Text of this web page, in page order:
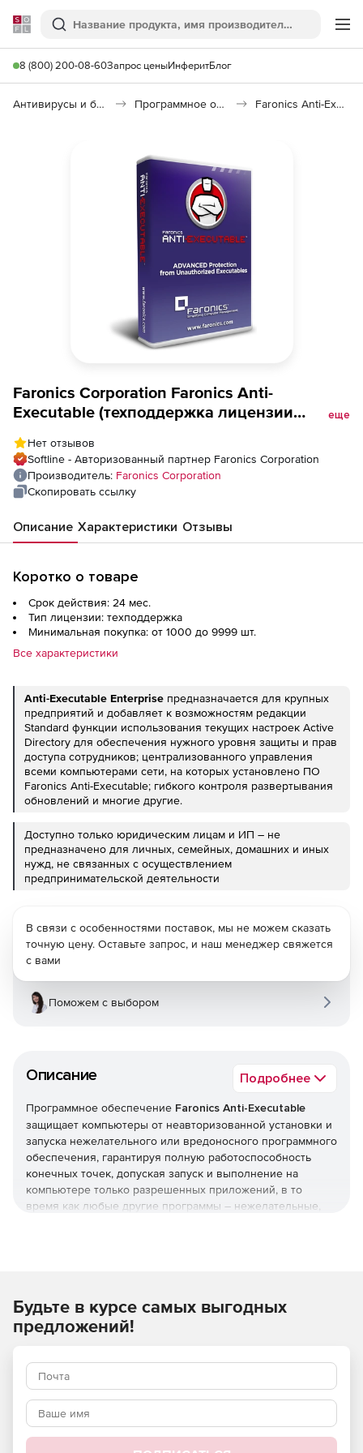
Softline
Поиск
8 (800) 200-08-60Запрос ценыИнферитБлог
Антивирусы и безопасность Программное обеспечение для контроля доступа Faronics Anti-Executable
Faronics Corporation Faronics Anti-
Executable (техподдержка лицензии
учреждений), на 2 года
еще
Нет отзывов
Softline - Авторизованный партнер Faronics Corporation
Производитель: Faronics Corporation
Скопировать ссылку
Описание Характеристики Отзывы
Коротко о товаре
Срок действия: 24 мес.
Тип лицензии: техподдержка
Минимальная покупка: от 1000 до 9999 шт.
Все характеристики
Anti-Executable Enterprise предназначается для крупных
предприятий и добавляет к возможностям редакции
Standard функции использования текущих настроек Active
Directory для обеспечения нужного уровня защиты и прав
доступа сотрудников; централизованного управления
всеми компьютерами сети, на которых установлено ПО
Faronics Anti-Executable; гибкого контроля развертывания
обновлений и многие другие.
Доступно только юридическим лицам и ИП – не
предназначено для личных, семейных, домашних и иных
нужд, не связанных с осуществлением
предпринимательской деятельности
Описание Подробнее
Программное обеспечение Faronics Anti-Executable
защищает компьютеры от неавторизованной установки и
запуска нежелательного или вредоносного программного
обеспечения, гарантируя полную работоспособность
конечных точек, допуская запуск и выполнение на
компьютере только разрешенных приложений, в то
время как любые другие программы – нежелательные,
согласованность с реестром программного обеспечения
предприятия или организации.
Нежелательные приложения – игры, клиенты обмена
мгновенными сообщениями, и одноранговые
приложения для обмена файлами – зачастую являются
и отвлекающим внимание. Anti-Executable предлагает
В связи с особенностями поставок, мы не можем сказать
точную цену. Оставьте запрос, и наш менеджер свяжется
с вами
Поможем с выбором
Будьте в курсе самых выгодных
предложений!